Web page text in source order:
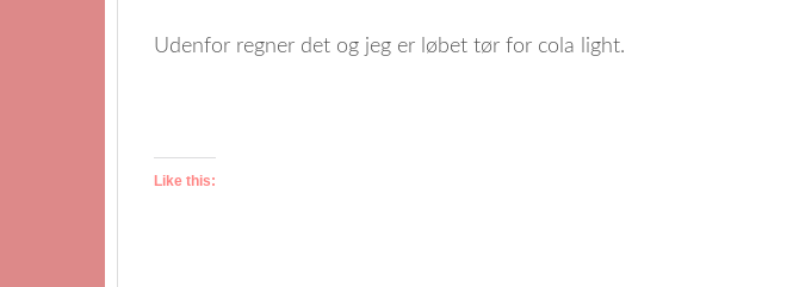
Udenfor regner det og jeg er løbet tør for cola light.
Like this: